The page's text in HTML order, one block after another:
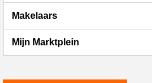
Makelaars
Mijn Marktplein